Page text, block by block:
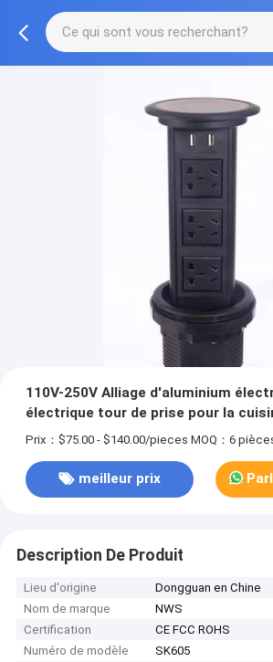
110V-250V Alliage d'aluminium
électrique tour de prise pour la
Prix：$75.00 - $140.00/pieces MOQ：6
meilleur prix
Description De Produit
Lieu d'origine
Dongguan en Chine
Nom de marque
NWS
Certification
CE FCC ROHS
Numéro de modèle
SK605